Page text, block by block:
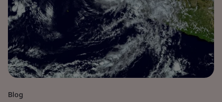
Blog